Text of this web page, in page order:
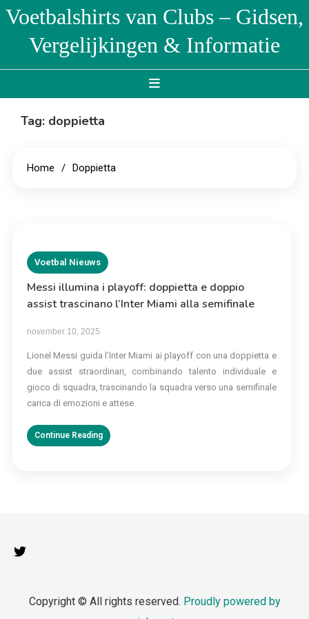
Skip
content
Voetbalshirts van Clubs – Gidsen,
Vergelijkingen & Informatie
Tag: doppietta
Home Doppietta
Voetbal Nieuws
Messi illumina i playoff: doppietta e doppio
assist trascinano l’Inter Miami alla semifinale
november 10, 2025
Lionel Messi guida l’Inter Miami ai playoff con una doppietta e
due assist straordinari, combinando talento individuale e
gioco di squadra, trascinando la squadra verso una semifinale
carica di emozioni e attese.
Continue Reading
Copyright © All rights reserved. Proudly powered by